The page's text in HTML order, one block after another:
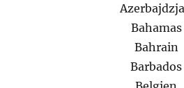
Bahamas
Bahrain
Barbados